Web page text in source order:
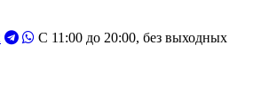
С 11:00 до 20:00, без выходных